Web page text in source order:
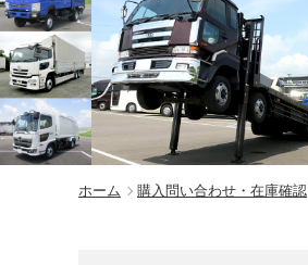
ホーム 購入問い合わせ・在庫確認